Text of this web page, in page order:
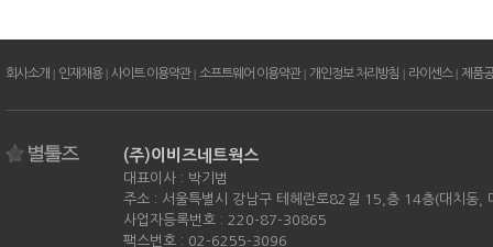
회사소개 | 인재채용| 사이트 이용약관| 소프트웨어 이용약관| 개인정보 처리방침 | 라이센스| 제품
(주)이비즈네트웍스
대표이사 : 박기범
주소 : 서울특별시 강남구 테헤란로82길 15,층 14층(대치동,
사업자등록번호 : 220-87-30865
팩스번호 : 02-6255-3096